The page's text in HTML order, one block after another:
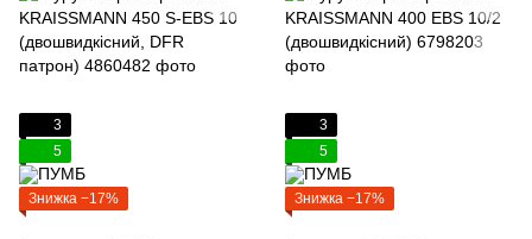
3
5
Знижка −17%
3
5
Знижка −17%